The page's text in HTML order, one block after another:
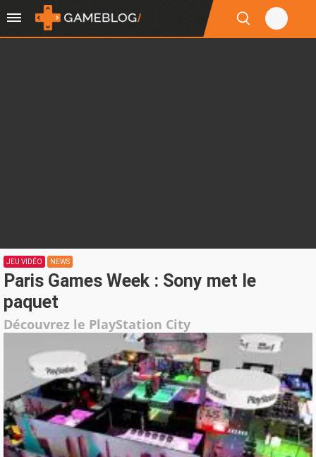
JEU VIDÉO NEWS
Paris Games Week : Sony met le
paquet
Découvrez le PlayStation City